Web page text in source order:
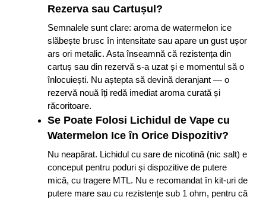
Rezerva sau Cartușul?
Semnalele sunt clare: aroma de watermelon ice
slăbește brusc în intensitate sau apare un gust ușor
ars ori metalic. Asta înseamnă că rezistența din
cartuș sau din rezervă s-a uzat și e momentul să o
înlocuiești. Nu aștepta să devină deranjant — o
rezervă nouă îți redă imediat aroma curată și
răcoritoare.
Se Poate Folosi Lichidul de Vape cu
Watermelon Ice în Orice Dispozitiv?
Nu neapărat. Lichidul cu sare de nicotină (nic salt) e
conceput pentru poduri și dispozitive de putere
mică, cu tragere MTL. Nu e recomandat în kit-uri de
putere mare sau cu rezistențe sub 1 ohm, pentru că